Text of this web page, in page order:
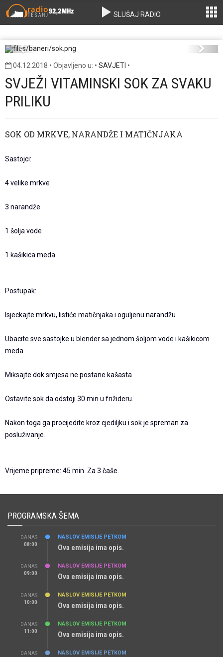
SLUŠAJ RADIO
Previous Next
04.12.2018 • Objavljeno u: • SAVJETI •
SVJEŽI VITAMINSKI SOK ZA SVAKU
PRILIKU
SOK OD MRKVE, NARANDŽE I MATIČNJAKA
Sastojci:
4 velike mrkve
3 narandže
1 šolja vode
1 kašikica meda
Postupak:
Isjeckajte mrkvu, listiće matičnjaka i oguljenu narandžu.
Ubacite sve sastojke u blender sa jednom šoljom vode i kašikicom
meda.
Miksajte dok smjesa ne postane kašasta.
Ostavite sok da odstoji 30 min u frižideru.
Nakon toga ga procijedite kroz cjediljku i sok je spreman za
posluživanje.
Vrijeme pripreme: 45 min. Za 3 čaše.
PROGRAMSKA ŠEMA
DANAS
08:00
NASLOV EMISIJE PETKOM
Ova emisija ima opis.
DANAS
09:00
NASLOV EMISIJE PETKOM
Ova emisija ima opis.
DANAS
10:00
NASLOV EMISIJE PETKOM
Ova emisija ima opis.
DANAS
11:00
NASLOV EMISIJE PETKOM
Ova emisija ima opis.
DANAS
NASLOV EMISIJE PETKOM